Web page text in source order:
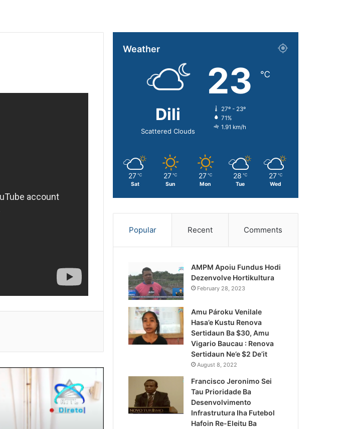
Weather
Dili
Scattered Clouds
23 ℃
27º - 23º
71%
1.91 km/h
27 ℃
Sat
27 ℃
Sun
27 ℃
Mon
28 ℃
Tue
27 ℃
Wed
Popular Recent Comments
AMPM Apoiu Fundus Hodi
Dezenvolve Hortikultura
February 28, 2023
Amu Pároku Venilale
Hasa’e Kustu Renova
Sertidaun Ba $30, Amu
Vigario Baucau : Renova
Sertidaun Ne’e $2 De’it
August 8, 2022
Francisco Jeronimo Sei
Tau Prioridade Ba
Desenvolvimento
Infrastrutura Iha Futebol
Hafoin Re-Eleitu Ba